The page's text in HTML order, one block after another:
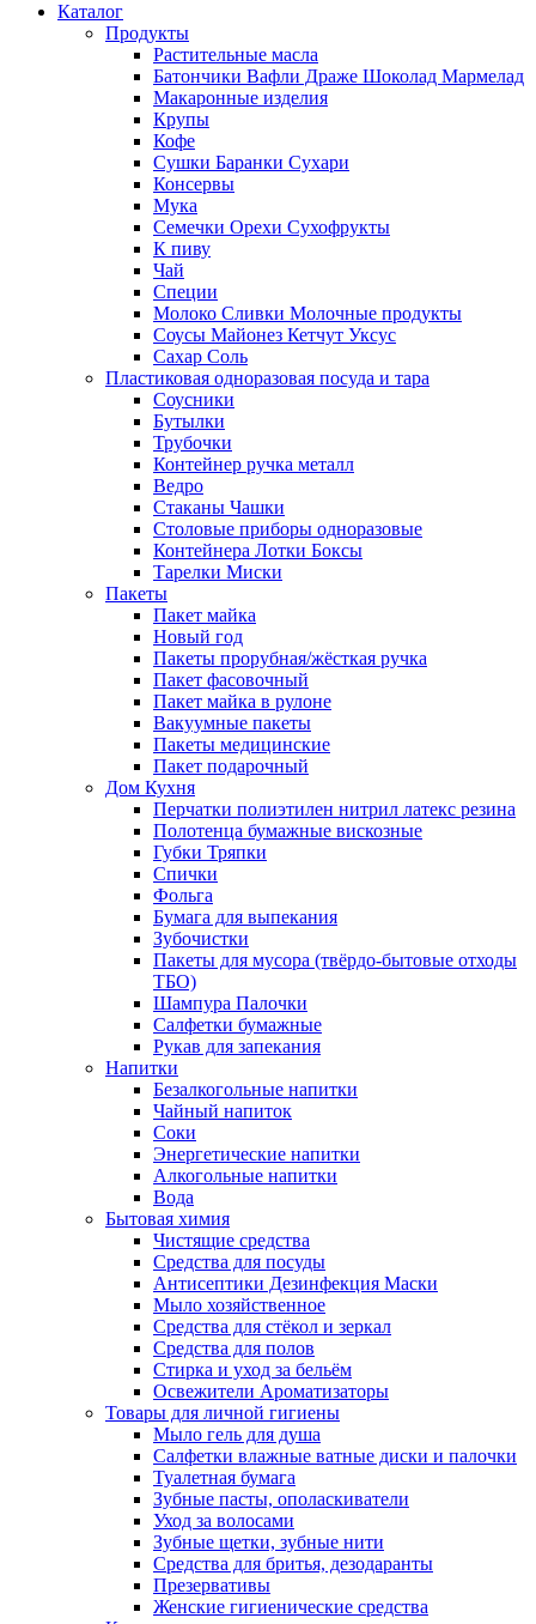
Каталог
Продукты
Растительные масла
Батончики Вафли Драже Шоколад Мармелад
Макаронные изделия
Крупы
Кофе
Сушки Баранки Сухари
Консервы
Мука
Семечки Орехи Сухофрукты
К пиву
Чай
Специи
Молоко Сливки Молочные продукты
Соусы Майонез Кетчут Уксус
Сахар Соль
Пластиковая одноразовая посуда и тара
Соусники
Бутылки
Трубочки
Контейнер ручка металл
Ведро
Стаканы Чашки
Столовые приборы одноразовые
Контейнера Лотки Боксы
Тарелки Миски
Пакеты
Пакет майка
Новый год
Пакеты прорубная/жёсткая ручка
Пакет фасовочный
Пакет майка в рулоне
Вакуумные пакеты
Пакеты медицинские
Пакет подарочный
Дом Кухня
Перчатки полиэтилен нитрил латекс резина
Полотенца бумажные вискозные
Губки Тряпки
Спички
Фольга
Бумага для выпекания
Зубочистки
Пакеты для мусора (твёрдо-бытовые отходы
ТБО)
Шампура Палочки
Салфетки бумажные
Рукав для запекания
Напитки
Безалкогольные напитки
Чайный напиток
Соки
Энергетические напитки
Алкогольные напитки
Вода
Бытовая химия
Чистящие средства
Средства для посуды
Антисептики Дезинфекция Маски
Мыло хозяйственное
Средства для стёкол и зеркал
Средства для полов
Стирка и уход за бельём
Освежители Ароматизаторы
Товары для личной гигиены
Мыло гель для душа
Салфетки влажные ватные диски и палочки
Туалетная бумага
Зубные пасты, ополаскиватели
Уход за волосами
Зубные щетки, зубные нити
Средства для бритья, дезодаранты
Презервативы
Женские гигиенические средства